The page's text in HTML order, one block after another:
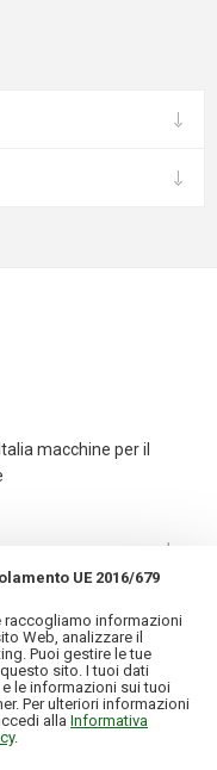
macchine per il
UE 2016/679
raccogliamo informazioni
Web, analizzare il
Puoi gestire le tue
sito. I tuoi dati
le informazioni sui tuoi
Per ulteriori informazioni
alla Informativa
.